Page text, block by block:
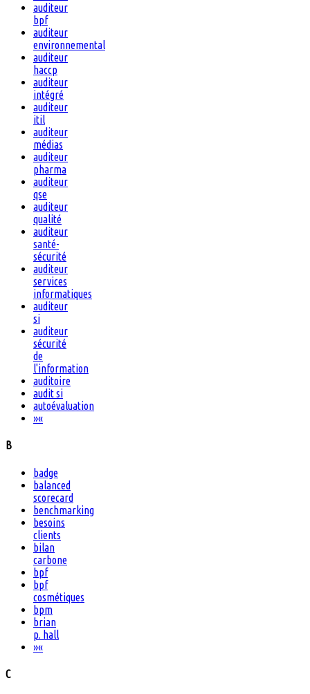
auditeur
bpf
auditeur
environnemental
auditeur
haccp
auditeur
intégré
auditeur
itil
auditeur
médias
auditeur
pharma
auditeur
qse
auditeur
qualité
auditeur
santé-
sécurité
auditeur
services
informatiques
auditeur
si
auditeur
sécurité
de
l'information
auditoire
audit si
autoévaluation
»«
B
badge
balanced
scorecard
benchmarking
besoins
clients
bilan
carbone
bpf
bpf
cosmétiques
bpm
brian
p. hall
»«
C